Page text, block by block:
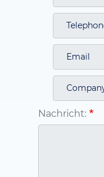
Nachricht: